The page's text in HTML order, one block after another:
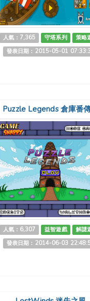
人氣：7,365 守塔系列
策略
發表日期：2015-05-01
Puzzle Legends 倉庫番
人氣：6,307 益智遊戲
解謎
發表日期：2014-06-03